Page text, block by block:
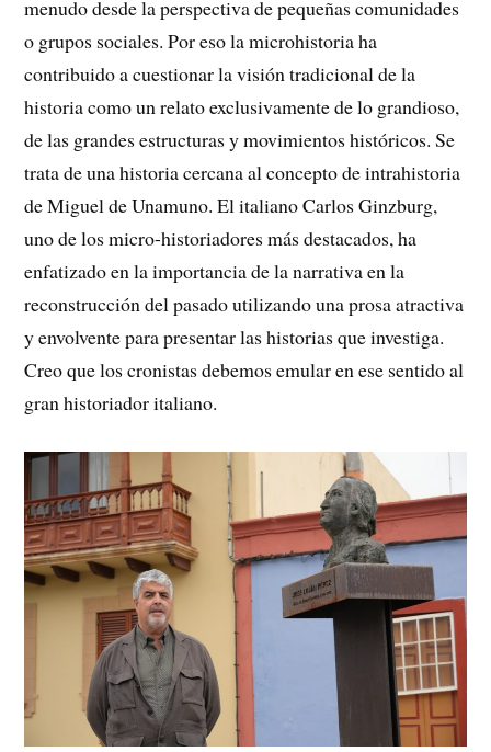
menudo desde la perspectiva de pequeñas comunidades
o grupos sociales. Por eso la microhistoria ha
contribuido a cuestionar la visión tradicional de la
historia como un relato exclusivamente de lo grandioso,
de las grandes estructuras y movimientos históricos. Se
trata de una historia cercana al concepto de intrahistoria
de Miguel de Unamuno. El italiano Carlos Ginzburg,
uno de los micro-historiadores más destacados, ha
enfatizado en la importancia de la narrativa en la
reconstrucción del pasado utilizando una prosa atractiva
y envolvente para presentar las historias que investiga.
Creo que los cronistas debemos emular en ese sentido al
gran historiador italiano.